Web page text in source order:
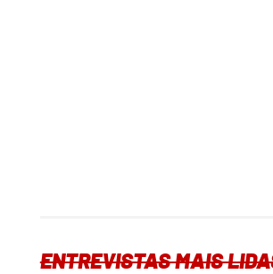
ENTREVISTAS MAIS